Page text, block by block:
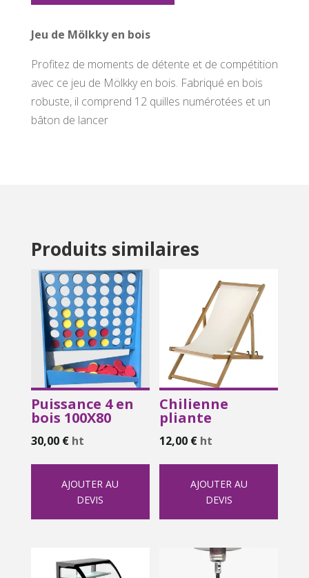
Jeu de Mölkky en bois
Profitez de moments de détente et de compétition
avec ce jeu de Mölkky en bois. Fabriqué en bois
robuste, il comprend 12 quilles numérotées et un
bâton de lancer
Produits similaires
Puissance 4 en
bois 100X80
30,00 € ht
AJOUTER AU
DEVIS
Chilienne
pliante
12,00 € ht
AJOUTER AU
DEVIS